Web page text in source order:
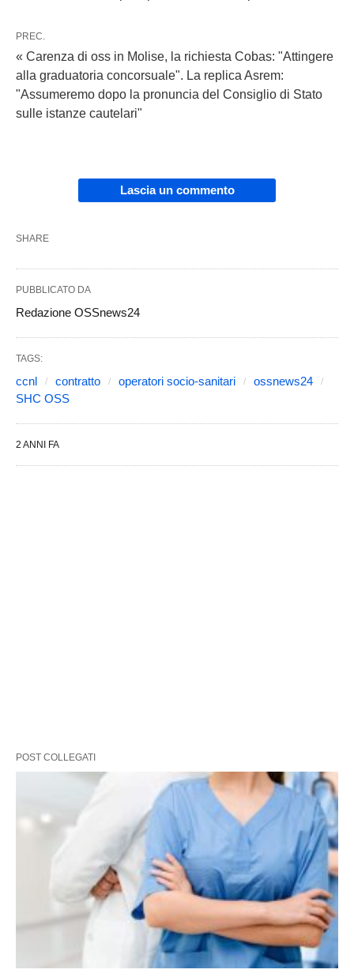
PREC.
« Carenza di oss in Molise, la richiesta Cobas: "Attingere
alla graduatoria concorsuale". La replica Asrem:
"Assumeremo dopo la pronuncia del Consiglio di Stato
sulle istanze cautelari"
Lascia un commento
SHARE
PUBBLICATO DA
Redazione OSSnews24
TAGS:
ccnl contratto operatori socio-sanitari
ossnews24
SHC OSS
2 ANNI FA
POST COLLEGATI